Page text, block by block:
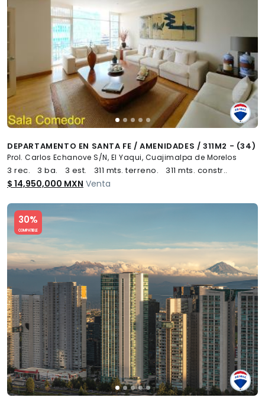
DEPARTAMENTO EN SANTA FE / AMENIDADES / 311M2 - (34)
Prol. Carlos Echanove S/N, El Yaqui, Cuajimalpa de Morelos
3 rec. 3 ba. 3 est. 311 mts. terreno. 311 mts. constr..
$ 14,950,000 MXN Venta
30%
COMPATIBLE
Slide 1 of 5